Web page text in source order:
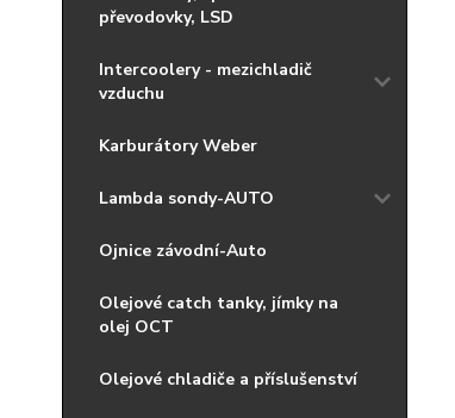
převodovky, LSD
Intercoolery - mezichladič
vzduchu
Karburátory Weber
Lambda sondy-AUTO
Ojnice závodní-Auto
Olejové catch tanky, jímky na
olej OCT
Olejové chladiče a příslušenství